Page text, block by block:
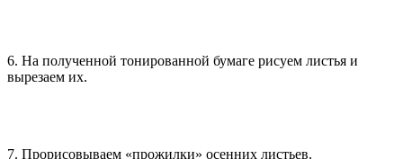
6. На полученной тонированной бумаге рисуем листья и
вырезаем их.